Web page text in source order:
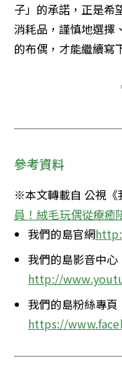
子」的承諾，正是希
消耗品，謹慎地選擇
的布偶，才能繼續寫
參考資料
※本文轉載自 公視
員！絨毛玩偶從療癒
我們的島官網
我們的島影音中心
http://
我們的島粉絲專頁
https://